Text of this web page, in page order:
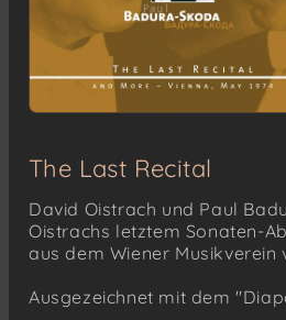
The Last Recital
David Oistrach und Paul
Oistrachs letztem Sonaten-
aus dem Wiener Musikverein
Ausgezeichnet mit dem